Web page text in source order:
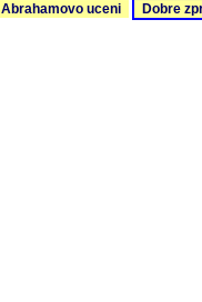
Abrahamovo uceni Dobre